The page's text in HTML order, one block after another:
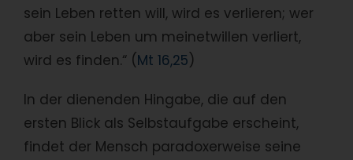
sein Leben retten will, wird es verlieren; wer
aber sein Leben um meinetwillen verliert,
wird es finden.“ (Mt 16,25)
In der dienenden Hingabe, die auf den
ersten Blick als Selbstaufgabe erscheint,
findet der Mensch paradoxerweise seine